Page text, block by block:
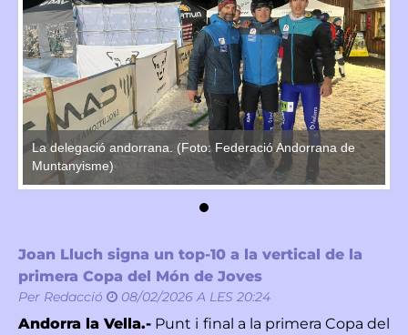
La delegació andorrana. (Foto: Federació Andorrana de
Muntanyisme)
Joan Lluch signa un top-10 a la vertical de la
primera Copa del Món de Joves
Per Redacció 08/02/2026 A LES 20:24
Andorra la Vella.- Punt i final a la primera Copa del